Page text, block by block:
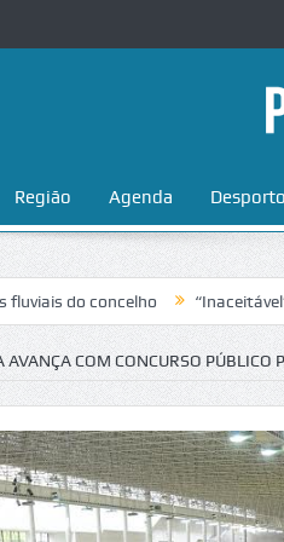
Região Agenda Desporto
concelho “Inaceitável”. Liga
COM CONCURSO PÚBLICO